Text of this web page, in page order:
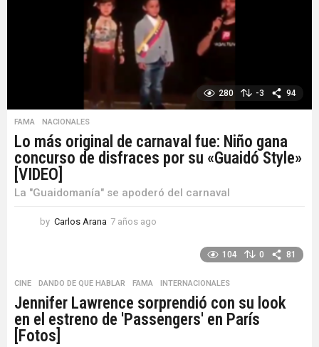
280 -3 94
FAMA ,NACIONALES
Lo más original de carnaval fue: Niño gana
concurso de disfraces por su «Guaidó Style»
[VIDEO]
La "Guaidomanía" se apoderó del carnaval
by Carlos Arana 7 años ago
a
g
o
104 0 81
CINE ,DANDO DE QUE HABLAR ,FAMA INTERNACIONALES
Jennifer Lawrence sorprendió con su look
en el estreno de 'Passengers' en París
[Fotos]